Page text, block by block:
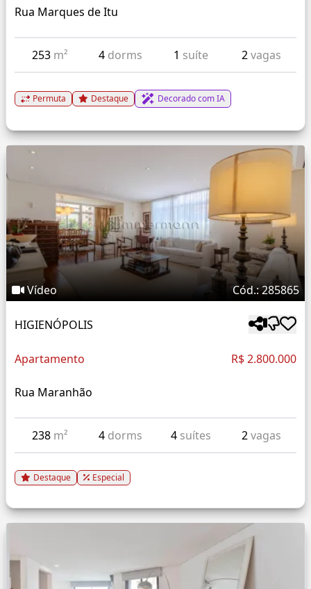
Rua Marques de Itu
253 m² 4 dorms 1 suíte 2vagas
Permuta Destaque Decorado com IA
Vídeo Cód.: 285865
HIGIENÓPOLIS
Apartamento R$ 2.800.000
Rua Maranhão
238 m² 4 dorms 4 suítes 2vagas
Destaque Especial